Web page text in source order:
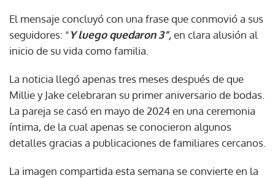
El mensaje concluyó con una frase que conmovió a sus
seguidores: “Y luego quedaron 3”,en clara alusión al
inicio de su vida como familia.
La noticia llegó apenas tres meses después de que
Millie y Jake celebraran su primer aniversario de bodas.
La pareja se casó en mayo de 2024 en una ceremonia
íntima, de la cual apenas se conocieron algunos
detalles gracias a publicaciones de familiares cercanos.
La imagen compartida esta semana se convierte en la